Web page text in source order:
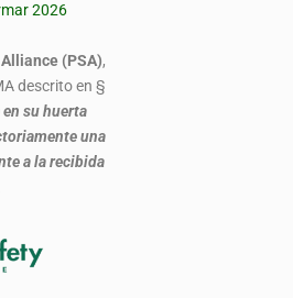
2026
(PSA),
descrito en §
su huerta
una
a la recibida